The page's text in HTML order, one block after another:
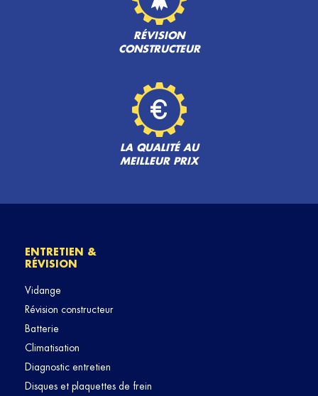
RÉVISION
CONSTRUCTEUR
LA QUALITÉ AU
MEILLEUR PRIX
ENTRETIEN &
RÉVISION
Vidange
Révision constructeur
Batterie
Climatisation
Diagnostic entretien
Disques et plaquettes de frein